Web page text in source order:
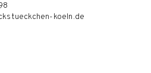
koeln.de